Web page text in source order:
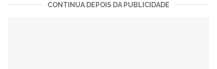
CONTINUA DEPOIS DA PUBLICIDADE